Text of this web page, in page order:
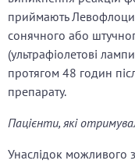
приймають
сонячного або
(ультрафіолетові
протягом 48 годин
препарату.
Пацієнти, які
Унаслідок можливого